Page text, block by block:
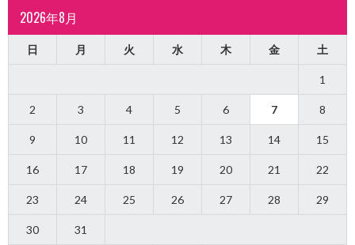
2026年8月
日 月 火 水 木 金 土
1
2 3 4 5 6 7 8
9 10 11 12 13 14 15
16 17 18 19 20 21 22
23 24 25 26 27 28 29
30 31